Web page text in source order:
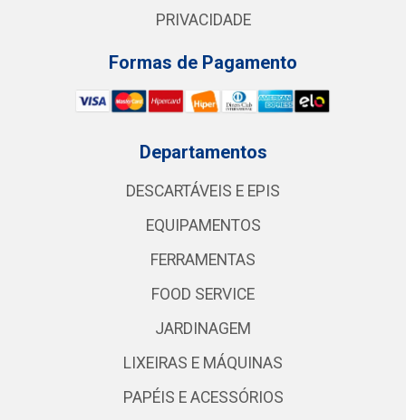
PRIVACIDADE
Formas de Pagamento
Departamentos
DESCARTÁVEIS E EPIS
EQUIPAMENTOS
FERRAMENTAS
FOOD SERVICE
JARDINAGEM
LIXEIRAS E MÁQUINAS
PAPÉIS E ACESSÓRIOS